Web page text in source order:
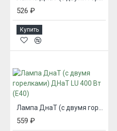
526 ₽
Купить
Лампа ДнаТ (с двумя горелками) ДНаТ LU 400 Вт (Е40)
559 ₽